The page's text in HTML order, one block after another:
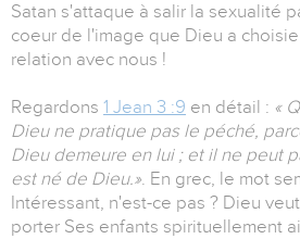
Satan s'attaque à salir la sexualité
coeur de l'image que Dieu a
relation avec nous !
Regardons 1 Jean 3 :9 en détail : «
Dieu ne pratique pas le péché,
Dieu demeure en lui ; et il ne peut
est né de Dieu.». En grec, le mot
Intéressant, n'est-ce pas ? Dieu
porter Ses enfants spirituellement